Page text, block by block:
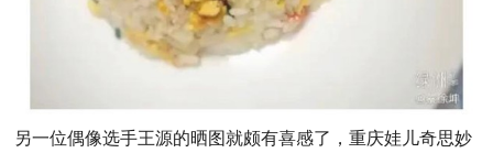
另一位偶像选手王源的晒图就颇有喜感了，重庆娃儿奇思妙